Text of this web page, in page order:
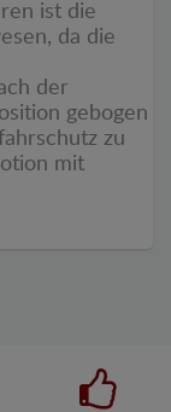
ist die
da die
der
gebogen
zu
mit